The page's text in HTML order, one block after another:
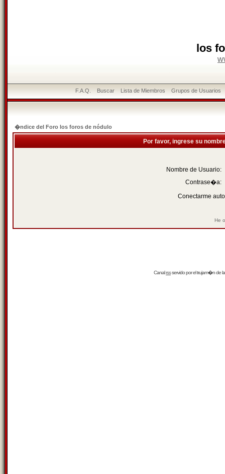
los
F.A.Q. Buscar Lista de Miembros Grupos de Usuarios
�ndice del Foro los foros de nódulo
Por favor, ingrese su
Nombre de Usuario:
Contrase�a:
Conectarme
He
Canalrssservido por eltrujam�nde